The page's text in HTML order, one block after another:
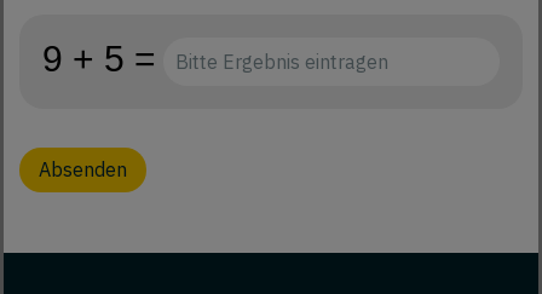
Absenden